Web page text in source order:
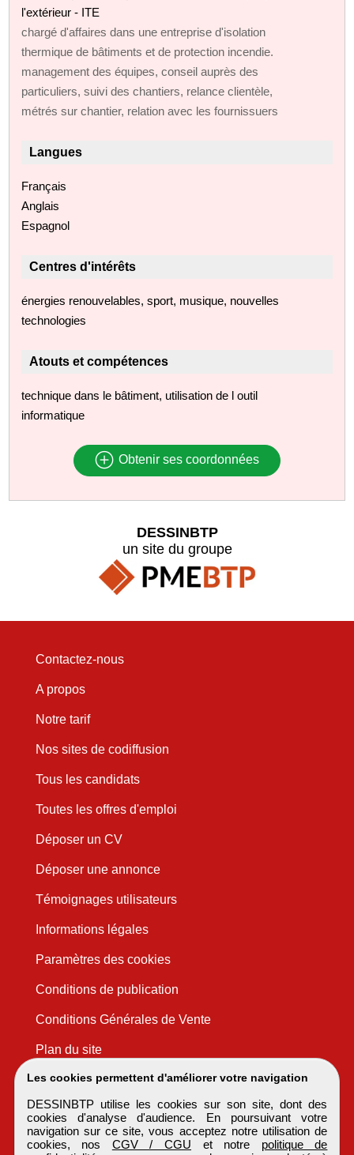
l'extérieur - ITE
chargé d'affaires dans une entreprise d'isolation
thermique de bâtiments et de protection incendie.
management des équipes, conseil auprès des
particuliers, suivi des chantiers, relance clientèle,
métrés sur chantier, relation avec les fournissuers
Langues
Français
Anglais
Espagnol
Centres d'intérêts
énergies renouvelables, sport, musique, nouvelles
technologies
Atouts et compétences
technique dans le bâtiment, utilisation de l outil
informatique
Obtenir ses coordonnées
Les cookies permettent d'améliorer votre navigation
DESSINBTP utilise les cookies sur son site, dont des
cookies d'analyse d'audience. En poursuivant votre
navigation sur ce site, vous acceptez notre utilisation de
cookies, nos CGV / CGU et notre politique de
DESSINBTP
un site du groupe
Contactez-nous
A propos
Notre tarif
Nos sites de codiffusion
Tous les candidats
Toutes les offres d'emploi
Déposer un CV
Déposer une annonce
Témoignages utilisateurs
Informations légales
Paramètres des cookies
Conditions de publication
Conditions Générales de Vente
Plan du site